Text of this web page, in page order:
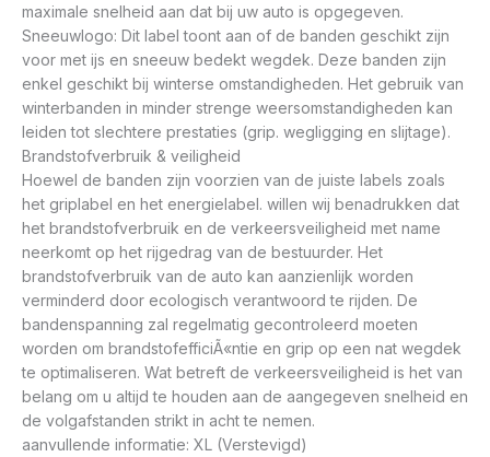
maximale snelheid aan dat bij uw auto is opgegeven.
Sneeuwlogo: Dit label toont aan of de banden geschikt zijn
voor met ijs en sneeuw bedekt wegdek. Deze banden zijn
enkel geschikt bij winterse omstandigheden. Het gebruik van
winterbanden in minder strenge weersomstandigheden kan
leiden tot slechtere prestaties (grip. wegligging en slijtage).
Brandstofverbruik & veiligheid
Hoewel de banden zijn voorzien van de juiste labels zoals
het griplabel en het energielabel. willen wij benadrukken dat
het brandstofverbruik en de verkeersveiligheid met name
neerkomt op het rijgedrag van de bestuurder. Het
brandstofverbruik van de auto kan aanzienlijk worden
verminderd door ecologisch verantwoord te rijden. De
bandenspanning zal regelmatig gecontroleerd moeten
worden om brandstofefficiÃ«ntie en grip op een nat wegdek
te optimaliseren. Wat betreft de verkeersveiligheid is het van
belang om u altijd te houden aan de aangegeven snelheid en
de volgafstanden strikt in acht te nemen.
aanvullende informatie: XL (Verstevigd)